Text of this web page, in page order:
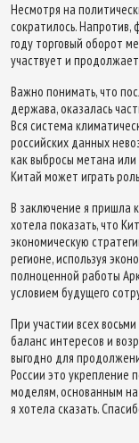
Несмотря на
сократилось. Напротив,
году торговый оборот
участвует и
Важно понимать, что
держава, оказалась
Вся система
российских данных
как выбросы метана
Китай может играть
В заключение я пришла
хотела показать, что
экономическую
регионе, используя
полноценной работы
условием будущего
При участии всех
баланс интересов и
выгодно для
России это укрепление
моделям, основанным на
я хотела сказать.